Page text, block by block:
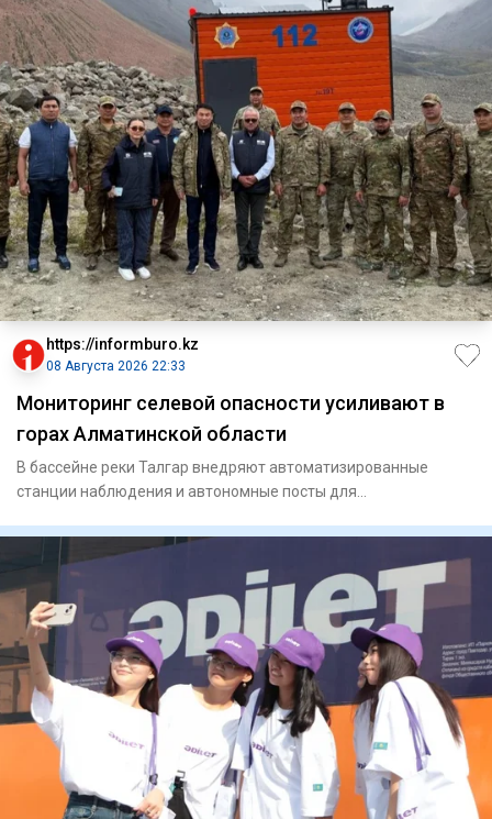
https://informburo.kz
08 Августа 2026 22:33
Мониторинг селевой опасности усиливают в
горах Алматинской области
В бассейне реки Талгар внедряют автоматизированные
станции наблюдения и автономные посты для